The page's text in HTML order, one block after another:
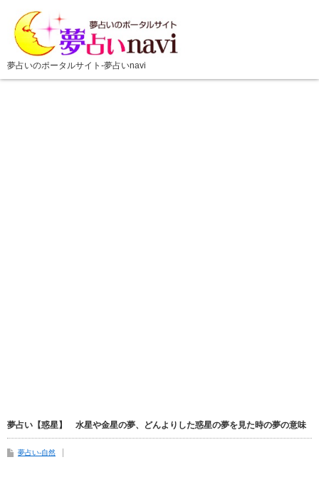
夢占い【惑星】 水星や金星の夢、どんよりした惑星の夢を見た時の夢の意味
夢占い-自然